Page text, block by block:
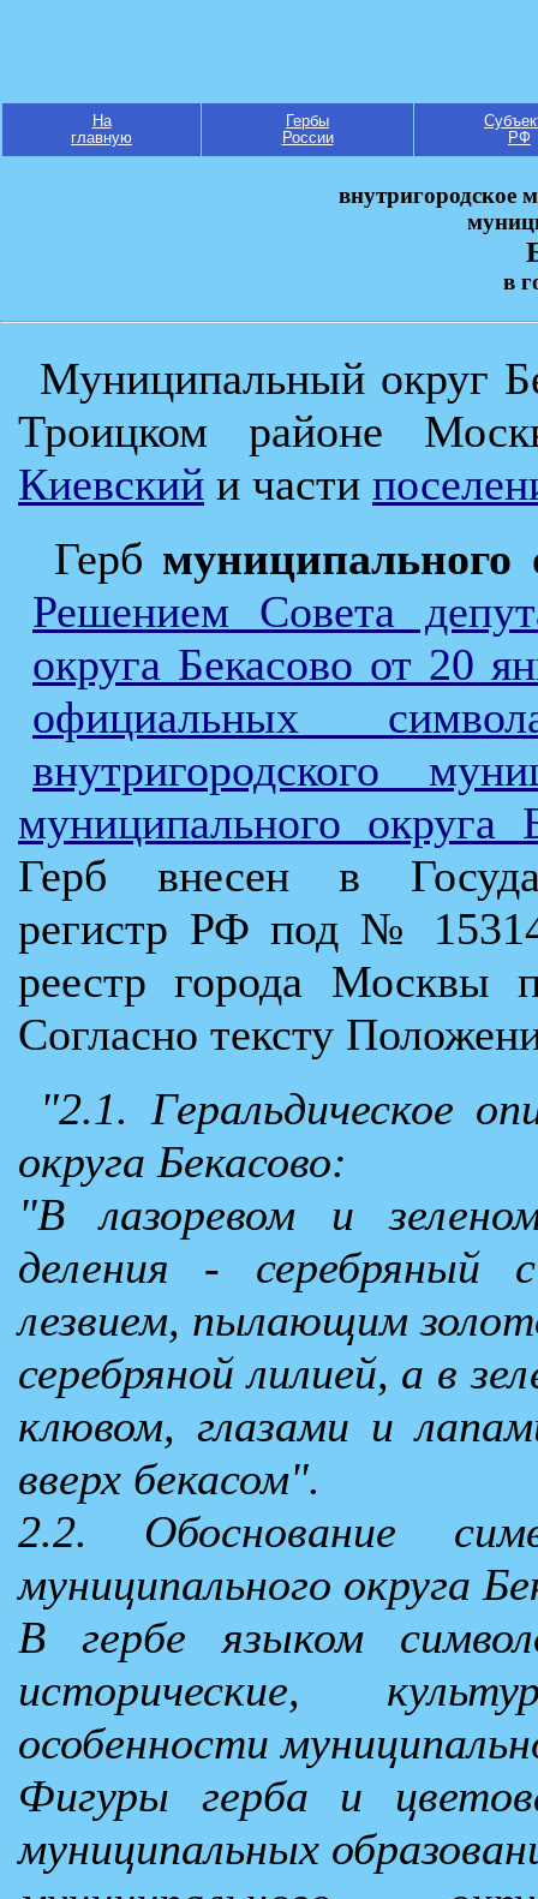
На
главную
Гербы
России
РФ
внутригородское
в
Муниципальный округ
Троицком районе
Киевский и части
Герб муниципального
Решением Совета
округа Бекасово от 20
официальных
внутригородского
муниципального
Герб внесен в
регистр РФ под №
реестр города
Согласно тексту
"2.1. Геральдическое
округа Бекасово:
"В лазоревом и
деления - серебряный
лезвием, пылающим
серебряной лилией, а в
клювом, глазами и
вверх бекасом".
2.2. Обоснование
муниципального округа
В гербе языком
исторические,
особенности
Фигуры герба и
муниципальных